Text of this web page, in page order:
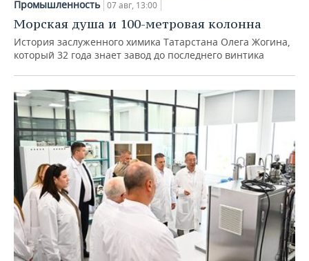
Промышленность 07 авг, 13:00
Морская душа и 100-метровая колонна
История заслуженного химика Татарстана Олега Жогина,
который 32 года знает завод до последнего винтика